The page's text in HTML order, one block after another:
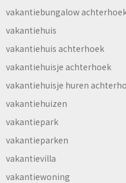
vakantiebungalow
vakantiehuis
vakantiehuis achterhoek
vakantiehuisje achterhoek
vakantiehuisje huren
vakantiehuizen
vakantiepark
vakantieparken
vakantievilla
vakantiewoning